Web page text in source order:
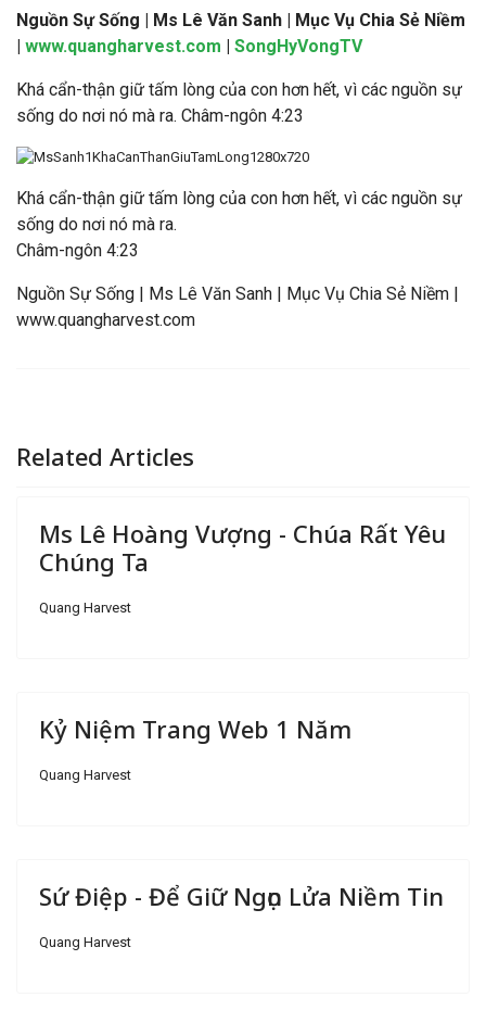
Nguồn Sự Sống | Ms Lê Văn Sanh | Mục Vụ Chia Sẻ Niềm
| www.quangharvest.com | SongHyVongTV
Khá cẩn-thận giữ tấm lòng của con hơn hết, vì các nguồn sự
sống do nơi nó mà ra. Châm-ngôn 4:23
Khá cẩn-thận giữ tấm lòng của con hơn hết, vì các nguồn sự
sống do nơi nó mà ra.
Châm-ngôn 4:23
Nguồn Sự Sống | Ms Lê Văn Sanh | Mục Vụ Chia Sẻ Niềm |
www.quangharvest.com
Related Articles
Ms Lê Hoàng Vượng - Chúa Rất Yêu
Chúng Ta
Quang Harvest
Kỷ Niệm Trang Web 1 Năm
Quang Harvest
Sứ Điệp - Để Giữ Ngọn Lửa Niềm Tin
Quang Harvest